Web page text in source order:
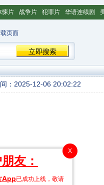
悚片 战争片 犯罪片 华语连续剧
页面
：2025-12-06 20:02:22
X
友：
App已成功上线，敬请